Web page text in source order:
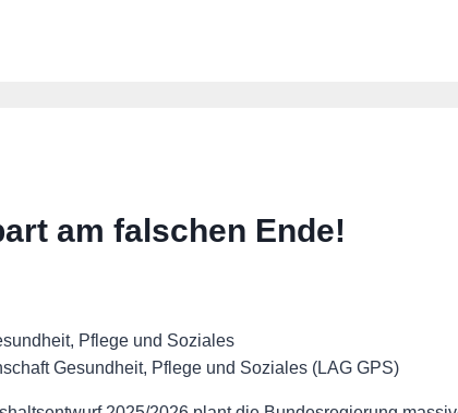
am falschen Ende!
Gesundheit, Pflege und Soziales (LAG GPS)